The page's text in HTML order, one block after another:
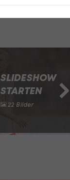
SLIDESHOW
STARTEN
22 Bilder